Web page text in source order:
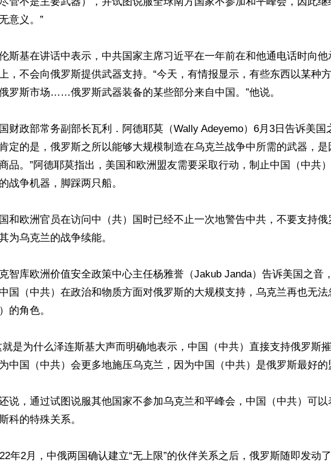
意义。”
斯基在讲话中表示，中共国家主席习近平在一年前在和他通电话时向他
，不会向俄罗斯提供武器支持。“今天，有情报显示，有些东西以某种
罗斯市场……俄罗斯武器装备的某些部分来自中国。”他说。
财政部常务副部长瓦利．阿德耶莫（Wally Adeyemo）6月3日告诉美国
定的是，俄罗斯之所以能够大规模制造在乌克兰战争中所需的武器，是
品。”阿德耶莫指出，美国和欧洲盟友需要采取行动，制止中国（中共
战争机器，脚踩两只船。
和欧洲官员在访问中（共）国时已经不止一次地警告中共，不要支持俄
为乌克兰的战争续能。
智库欧洲价值安全政策中心主任杨雅誉（Jakub Janda）告诉美国之音
国（中共）在政治和物质方面对俄罗斯的大规模支持，乌克兰再也无法
的角色。
就是为什么泽连斯基大声而明确地表示，中国（中共）直接支持俄罗斯
中国（中共）会更多地施压乌克兰，因为中国（中共）是俄罗斯最好的
说，通过试图说服其他国家不参加乌克兰和平峰会，中国（中共）可
科的特殊关系。
年2月，中俄两国确认建立“无上限”的伙伴关系之后，俄罗斯随即发动